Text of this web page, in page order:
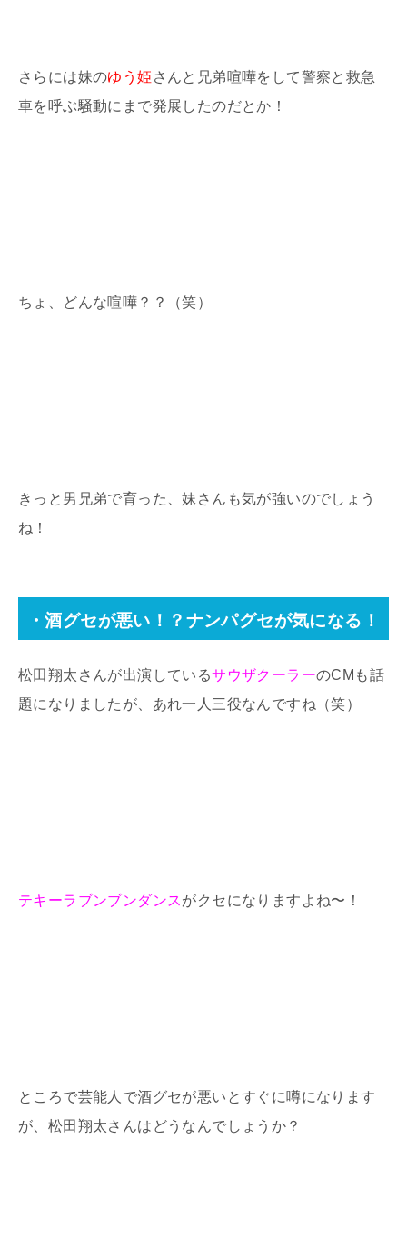
さらには妹のゆう姫 さんと兄弟喧嘩をして警察と救急
車を呼ぶ騒動にまで発展したのだとか！
ちょ、どんな喧嘩？？（笑）
きっと男兄弟で育った、妹さんも気が強いのでしょう
ね！
・酒グセが悪い！？ナンパグセが気になる！
松田翔太さんが出演しているサウザクーラーのCMも話
題になりましたが、あれ一人三役なんですね（笑）
テキーラブンブンダンスがクセになりますよね〜！
ところで芸能人で酒グセが悪いとすぐに噂になります
が、松田翔太さんはどうなんでしょうか？